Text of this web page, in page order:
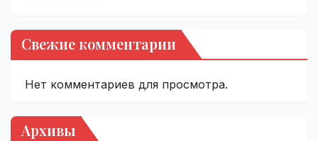
Свежие комментарии
Нет комментариев для просмотра.
Архивы